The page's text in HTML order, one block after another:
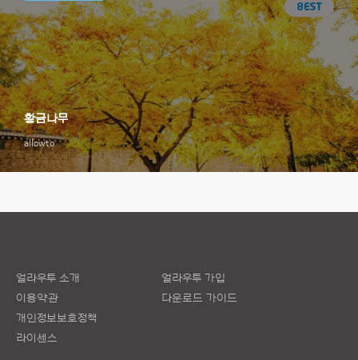
allowto
황금나무
얼라우투 소개
이용약관
개인정보보호정책
라이센스
얼라우투 가입
다운로드 가이드